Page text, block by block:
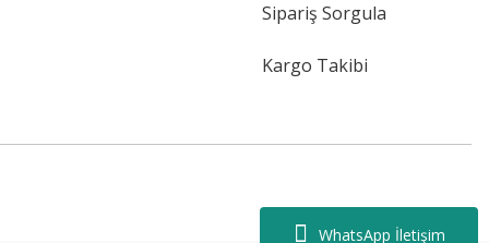
WhatsApp İletişim
Sipariş Sorgula
Kargo Takibi